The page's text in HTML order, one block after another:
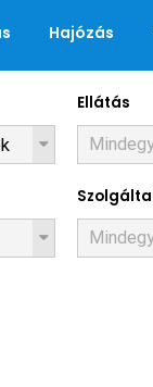
Hajózás
Ellátás